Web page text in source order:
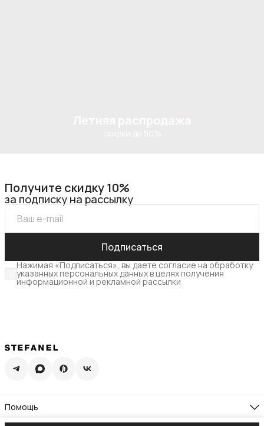
Получите скидку 10%
за подписку на рассылку
Подписаться
Нажимая «Подписаться», вы даете согласие на обработку
указанных персональных данных в целях получения
информационной и рекламной рассылки
Помощь
Доставка